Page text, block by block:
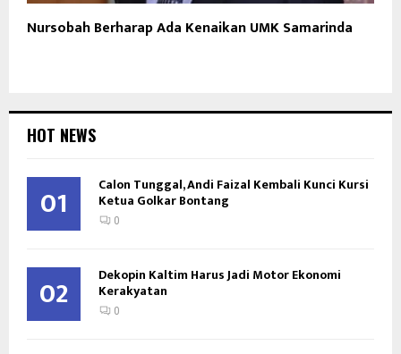
Nursobah Berharap Ada Kenaikan UMK Samarinda
HOT NEWS
01 Calon Tunggal, Andi Faizal Kembali Kunci Kursi
Ketua Golkar Bontang
0
02 Dekopin Kaltim Harus Jadi Motor Ekonomi
Kerakyatan
0